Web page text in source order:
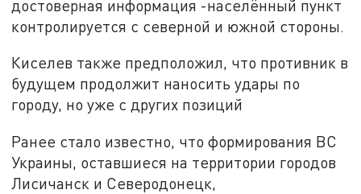
достоверная информация -населённый пункт
контролируется с северной и южной стороны.
Киселев также предположил, что противник в
будущем продолжит наносить удары по
городу, но уже с других позиций
Ранее стало известно, что формирования ВС
Украины, оставшиеся на территории городов
Лисичанск и Северодонецк,